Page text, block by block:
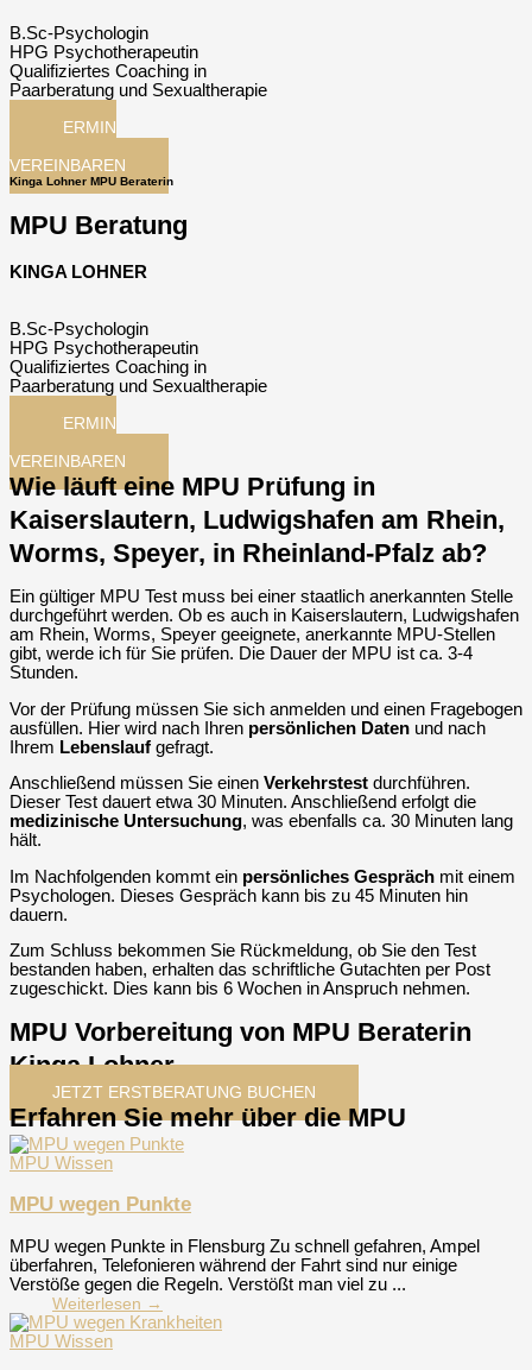
B.Sc-Psychologin
HPG Psychotherapeutin
Qualifiziertes Coaching in
Paarberatung und Sexualtherapie
TERMIN
VEREINBAREN
Kinga Lohner MPU Beraterin
MPU Beratung
KINGA LOHNER
B.Sc-Psychologin
HPG Psychotherapeutin
Qualifiziertes Coaching in
Paarberatung und Sexualtherapie
TERMIN
VEREINBAREN
Wie läuft eine MPU Prüfung in
Kaiserslautern, Ludwigshafen am Rhein,
Worms, Speyer, in Rheinland-Pfalz ab?
Ein gültiger MPU Test muss bei einer staatlich anerkannten Stelle
durchgeführt werden. Ob es auch in Kaiserslautern, Ludwigshafen
am Rhein, Worms, Speyer geeignete, anerkannte MPU-Stellen
gibt, werde ich für Sie prüfen. Die Dauer der MPU ist ca. 3-4
Stunden.
Vor der Prüfung müssen Sie sich anmelden und einen Fragebogen
ausfüllen. Hier wird nach Ihren persönlichen Daten und nach
Ihrem Lebenslauf gefragt.
Anschließend müssen Sie einen Verkehrstest durchführen.
Dieser Test dauert etwa 30 Minuten. Anschließend erfolgt die
medizinische Untersuchung, was ebenfalls ca. 30 Minuten lang
hält.
Im Nachfolgenden kommt ein persönliches Gespräch mit einem
Psychologen. Dieses Gespräch kann bis zu 45 Minuten hin
dauern.
Zum Schluss bekommen Sie Rückmeldung, ob Sie den Test
bestanden haben, erhalten das schriftliche Gutachten per Post
zugeschickt. Dies kann bis 6 Wochen in Anspruch nehmen.
MPU Vorbereitung von MPU Beraterin
Kinga Lohner
JETZT ERSTBERATUNG BUCHEN
Erfahren Sie mehr über die MPU
MPU Wissen
MPU wegen Punkte
MPU wegen Punkte in Flensburg Zu schnell gefahren, Ampel
überfahren, Telefonieren während der Fahrt sind nur einige
Verstöße gegen die Regeln. Verstößt man viel zu ...
Weiterlesen →
MPU Wissen